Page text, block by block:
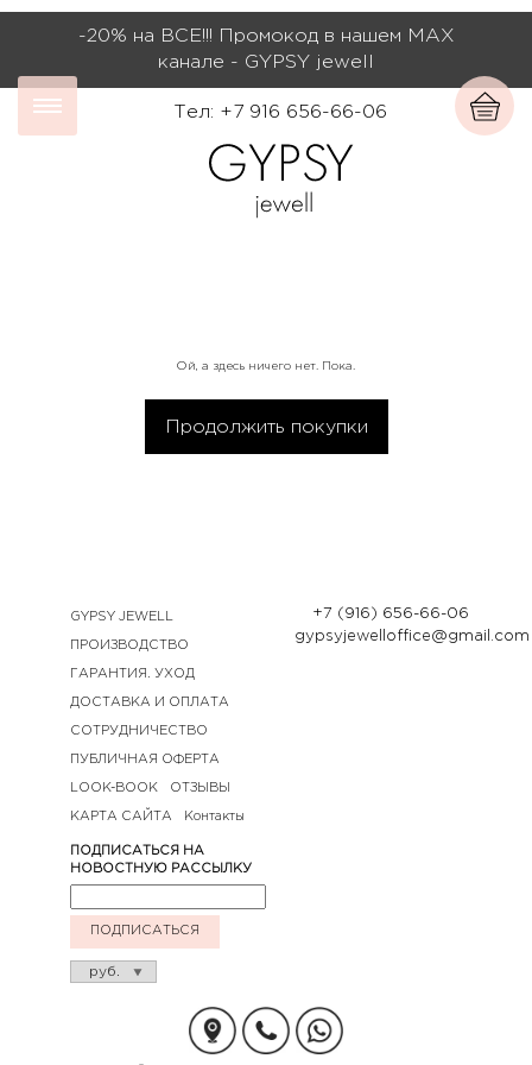
-20% на ВСЕ!!! Промокод в нашем МАХ
канале - GYPSY jewell
Тел: +7 916 656-66-06
Ой, а здесь ничего нет. Пока.
Продолжить покупки
GYPSY JEWELL
ПРОИЗВОДСТВО
ГАРАНТИЯ. УХОД
ДОСТАВКА И ОПЛАТА
СОТРУДНИЧЕСТВО
ПУБЛИЧНАЯ ОФЕРТА
LOOK-BOOK ОТЗЫВЫ
КАРТА САЙТА Контакты
+7 (916) 656-66-06
gypsyjewelloffice@gmail.com
ПОДПИСАТЬСЯ НА
НОВОСТНУЮ РАССЫЛКУ
ПОДПИСАТЬСЯ